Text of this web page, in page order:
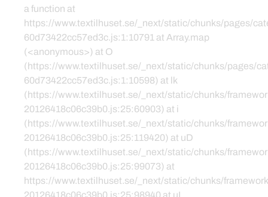
a function at
https://www.textilhuset.se/_next/static/chunks/pages/
60d73422cc57ed3c.js:1:10791 at Array.map
(<anonymous>) at O
(https://www.textilhuset.se/_next/static/chunks/pages/
60d73422cc57ed3c.js:1:10598) at lk
(https://www.textilhuset.se/_next/static/chunks/
20126418c06c39b0.js:25:60903) at i
(https://www.textilhuset.se/_next/static/chunks/
20126418c06c39b0.js:25:119420) at uD
(https://www.textilhuset.se/_next/static/chunks/
20126418c06c39b0.js:25:99073) at
https://www.textilhuset.se/_next/static/chunks/
20126418c06c39b0.js:25:98940 at uI